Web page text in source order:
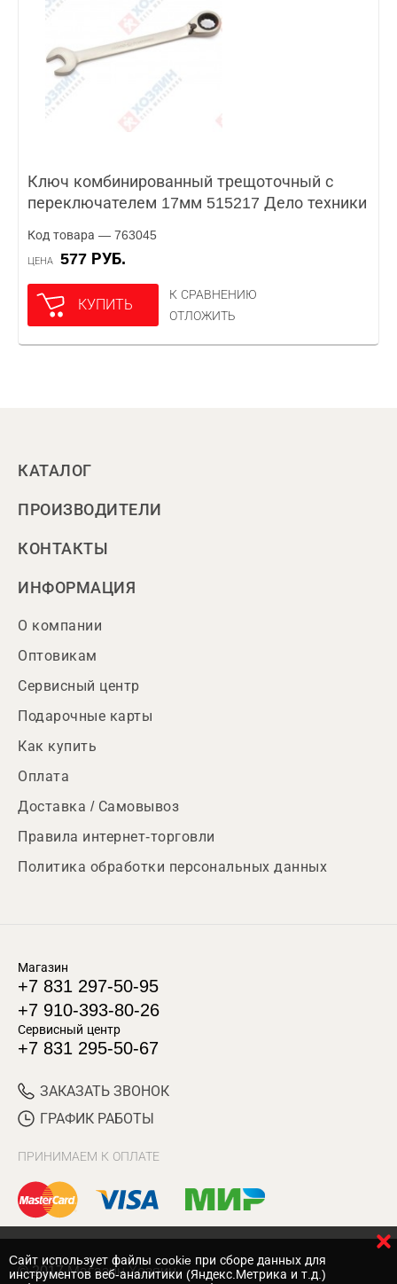
Ключ комбинированный трещоточный с
переключателем 17мм 515217 Дело техники
Код товара — 763045
ЦЕНА 577 РУБ.
КУПИТЬ
К СРАВНЕНИЮ
ОТЛОЖИТЬ
КАТАЛОГ
ПРОИЗВОДИТЕЛИ
КОНТАКТЫ
ИНФОРМАЦИЯ
О компании
Оптовикам
Сервисный центр
Подарочные карты
Как купить
Оплата
Доставка / Самовывоз
Правила интернет-торговли
Политика обработки персональных данных
Магазин
+7 831 297-50-95
+7 910-393-80-26
Сервисный центр
+7 831 295-50-67
ЗАКАЗАТЬ ЗВОНОК
ГРАФИК РАБОТЫ
ПРИНИМАЕМ К ОПЛАТЕ
© 2017 Магазин Хозяин
Cайт использует файлы cookie при сборе данных для
инструментов веб-аналитики (Яндекс.Метрика и т.д.)